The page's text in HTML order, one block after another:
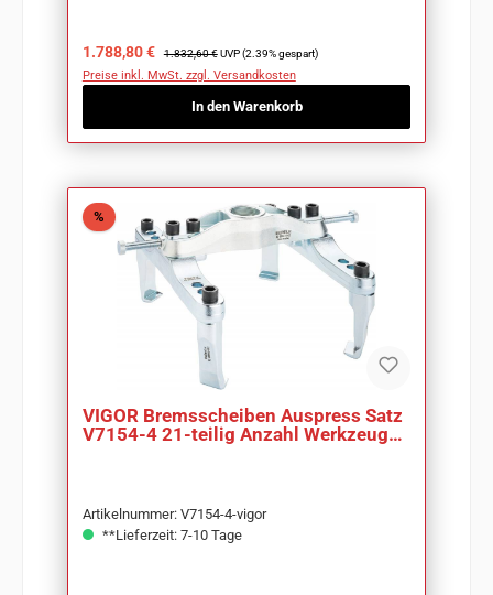
Verkaufspreis:
1.788,80 € Regulärer Preis:
1.832,60 € UVP (2.39% gespart)
Preise inkl. MwSt. zzgl. Versandkosten
In den Warenkorb
%Rabatt
VIGOR Bremsscheiben Auspress Satz
V7154-4 21-teilig Anzahl Werkzeuge:
Artikelnummer: V7154-4-vigor
**Lieferzeit: 7-10 Tage